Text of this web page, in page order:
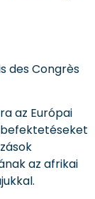
des Congrès
az Európai
az afrikai